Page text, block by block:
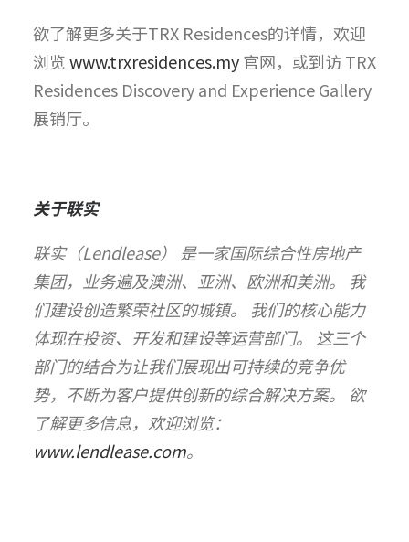
欲了解更多关于TRX Residences的详情，欢迎
浏览www.trxresidences.my官网，或到访 TRX
Residences Discovery and Experience Gallery
展销厅。
关于联实
联实（Lendlease） 是一家国际综合性房地产
集团，业务遍及澳洲、亚洲、欧洲和美洲。 我
们建设创造繁荣社区的城镇。 我们的核心能力
体现在投资、开发和建设等运营部门。 这三个
部门的结合为让我们展现出可持续的竞争优
势，不断为客户提供创新的综合解决方案。 欲
了解更多信息，欢迎浏览：
www.lendlease.com。